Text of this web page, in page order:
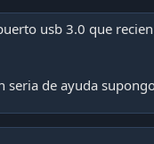
entre su celular y el
usb 3.0 que
seria de ayuda